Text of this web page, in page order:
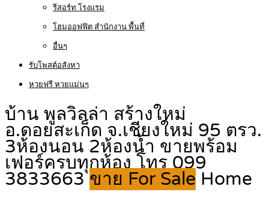
รีสอร์ท โรงแรม
โฮมออฟฟิต สำนักงาน พื้นที่
อื่นๆ
รับโพสต์อสังหา
หวยฟรี หวยแม่นๆ
บ้าน พูลวิลล่า สร้างใหม่
อ.ดอยสะเก็ด จ.เชียงใหม่ 95 ตรว.
3ห้องนอน 2ห้องน้ำ ขายพร้อม
เฟอร์ครบทุกห้อง โทร 099
3833663ขาย For Sale Home